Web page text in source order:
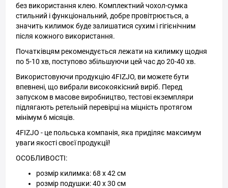
без використання клею. Комплектний чохол-сумка
стильний і функціональний, добре провітрюється, а
значить килимок буде залишатися сухим і гігієнічним
після кожного використання.
Початківцям рекомендується лежати на килимку щодня
по 5-10 хв, поступово збільшуючи цей час до 20-40 хв.
Використовуючи продукцію 4FIZJO, ви можете бути
впевнені, що вибрали високоякісний виріб. Перед
запуском в масове виробництво, тестові екземпляри
підлягають ретельній перевірці на міцність протягом
мінімум 6 місяців.
4FIZJO - це польська компанія, яка приділяє максимум
уваги якості своєї продукції!
ОСОБЛИВОСТІ:
розмір килимка: 68 x 42 см
розмір подушки: 40 x 30 см